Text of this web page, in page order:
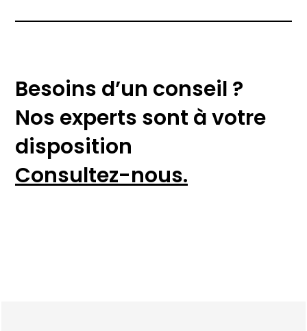
Besoins d’un conseil ?
Nos experts sont à votre
disposition
Consultez-nous.